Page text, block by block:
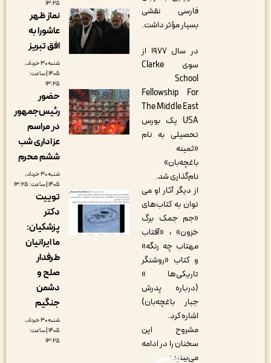
فارسی نقشی
بسیار مؤثر داشت.
در سال ۱۹۷۷ از
سوی Clarke
Fellowship For
The Middle East
USA یک بورس
تحصیلی به نام
باغچه‌بان»
نام‌گذاری شد.
از دیگر آثار او می
توان به کتاب‌های
«جم جمک برگ
خزون» ، «آفتاب
مهتاب چه رنگه»
و کتاب «روشنگر
تاریکی‌ها »
(درباره پدرش
جبار باغچه‌بان)
اشاره کرد.
مشروح این
سخنان را در ادامه
می‌بینید:
نماز ظهر
عاشورا به
افق تبریز
شنبه ۳۰ خرداد,
۱۴۰۵ | ساعت:
حضور
رئیس‌جمهور
در مراسم
عزاداری شب
ششم محرم
شنبه ۳۰ خرداد,
توییت
دکتر
پزشکیان:
ما ایرانیان
شنبه ۳۰ خرداد,
۱۴۰۵ | ساعت: